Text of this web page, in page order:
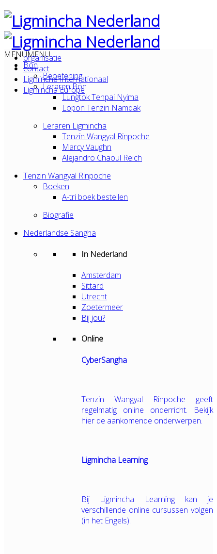
organisatie
contact
Ligmincha Internationaal
Ligmincha Europe
MENUMENU
Bön
Beoefening
Leraren Bön
Lungtok Tenpai Nyima
Lopon Tenzin Namdak
Leraren Ligmincha
Tenzin Wangyal Rinpoche
Marcy Vaughn
Alejandro Chaoul Reich
Tenzin Wangyal Rinpoche
Boeken
A-tri boek bestellen
Biografie
Nederlandse Sangha
In Nederland
Amsterdam
Sittard
Utrecht
Zoetermeer
Bij jou?
Online
CyberSangha
Tenzin Wangyal Rinpoche geeft
regelmatig online onderricht. Bekijk
hier de aankomende onderwerpen.
Ligmincha Learning
Bij Ligmincha Learning kan je
verschillende online cursussen volgen
(in het Engels).